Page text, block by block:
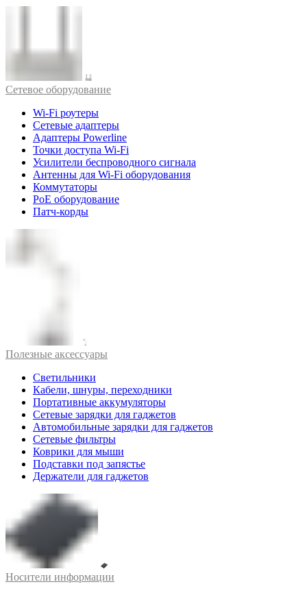
Cетевое оборудование
Wi-Fi роутеры
Сетевые адаптеры
Адаптеры Powerline
Точки доступа Wi-Fi
Усилители беспроводного сигнала
Антенны для Wi-Fi оборудования
Коммутаторы
PoE оборудование
Патч-корды
Полезные аксессуары
Светильники
Кабели, шнуры, переходники
Портативные аккумуляторы
Сетевые зарядки для гаджетов
Автомобильные зарядки для гаджетов
Сетевые фильтры
Коврики для мыши
Подставки под запястье
Держатели для гаджетов
Носители информации